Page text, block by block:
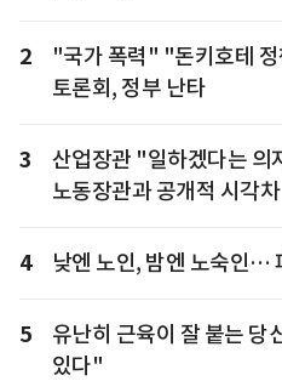
2
"국가 폭력" "돈키호테
토론회, 정부 난타
3
산업장관 "일하겠다는
노동장관과 공개적 시각차
4 낮엔 노인, 밤엔 노숙인…
5
유난히 근육이 잘 붙는 당
있다"